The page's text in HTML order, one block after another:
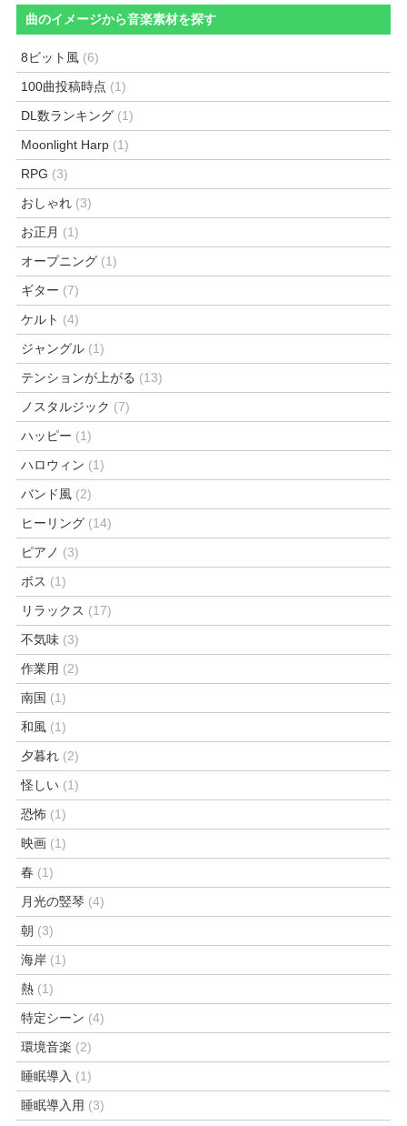
曲のイメージから音楽素材を探す
8ビット風 (6)
100曲投稿時点 (1)
DL数ランキング (1)
Moonlight Harp (1)
RPG (3)
おしゃれ (3)
お正月 (1)
オープニング (1)
ギター (7)
ケルト (4)
ジャングル (1)
テンションが上がる (13)
ノスタルジック (7)
ハッピー (1)
ハロウィン (1)
バンド風 (2)
ヒーリング (14)
ピアノ (3)
ボス (1)
リラックス (17)
不気味 (3)
作業用 (2)
南国 (1)
和風 (1)
夕暮れ (2)
怪しい (1)
恐怖 (1)
映画 (1)
春 (1)
月光の竪琴 (4)
朝 (3)
海岸 (1)
熱 (1)
特定シーン (4)
環境音楽 (2)
睡眠導入 (1)
睡眠導入用 (3)